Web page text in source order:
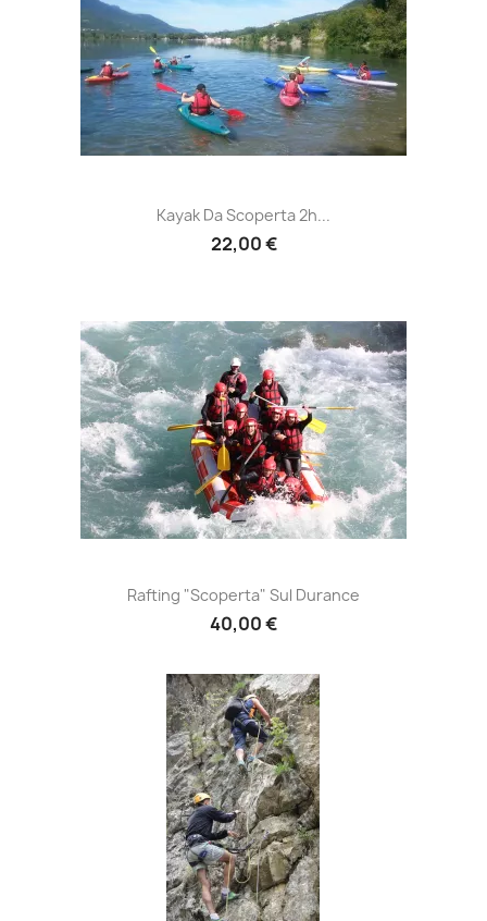
Kayak Da Scoperta 2h...
22,00 €
Rafting "Scoperta" Sul Durance
40,00 €